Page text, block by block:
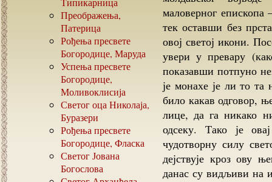
Преображења,
Патерица
Рођења пресвете
Богородице, Маруда
Успења пресвете
Богородице,
Моливоклисија
Светог оца Николаја,
Буразери
Рођења пресвете
Богородице, Фласка
Светог Јована
Богослова
маловерног епископа
тек оставши без
овој светој икони.
увери у превару
показавши потпуно
је монахе је ли то
било какав одговор,
лице, да га никако
одсеку. Тако је
чудотворну силу
дејствује кроз ову
данас су видљиви на